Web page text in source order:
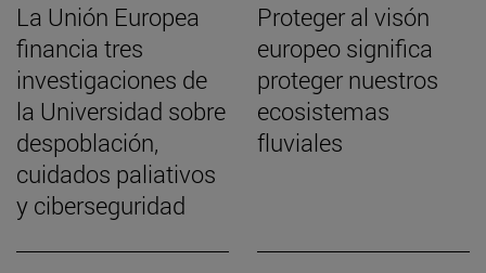
La Unión Europea
financia tres
investigaciones de
la Universidad sobre
despoblación,
cuidados paliativos
y ciberseguridad
Proteger al visón
europeo significa
proteger nuestros
ecosistemas
fluviales